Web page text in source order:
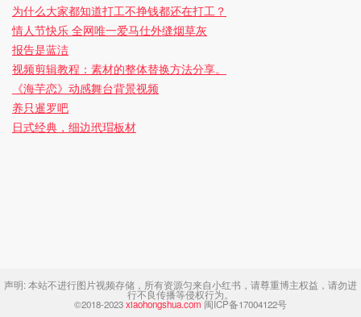
为什么大家都知道打工不挣钱都还在打工？
情人节快乐 全网唯一爱马仕外缝烟草灰
报告是蓝洁
视频剪辑教程：素材的整体替换方法分享。
《海芋恋》动感舞台背景视频
养只暹罗吧
日式经典，细边玳瑁板材
声明:本站不进行图片视频存储，所有资源匀来自小红书，请尊重博主权益，请勿进
行不良传播等侵权行为。
©2018-2023xiaohongshua.com 闽ICP备17004122号